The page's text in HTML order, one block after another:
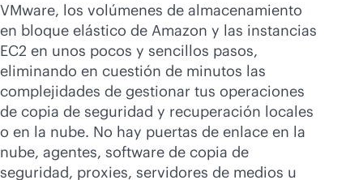
VMware, los volúmenes de almacenamiento
en bloque elástico de Amazon y las instancias
EC2 en unos pocos y sencillos pasos,
eliminando en cuestión de minutos las
complejidades de gestionar tus operaciones
de copia de seguridad y recuperación locales
o en la nube. No hay puertas de enlace en la
nube, agentes, software de copia de
seguridad, proxies, servidores de medios u